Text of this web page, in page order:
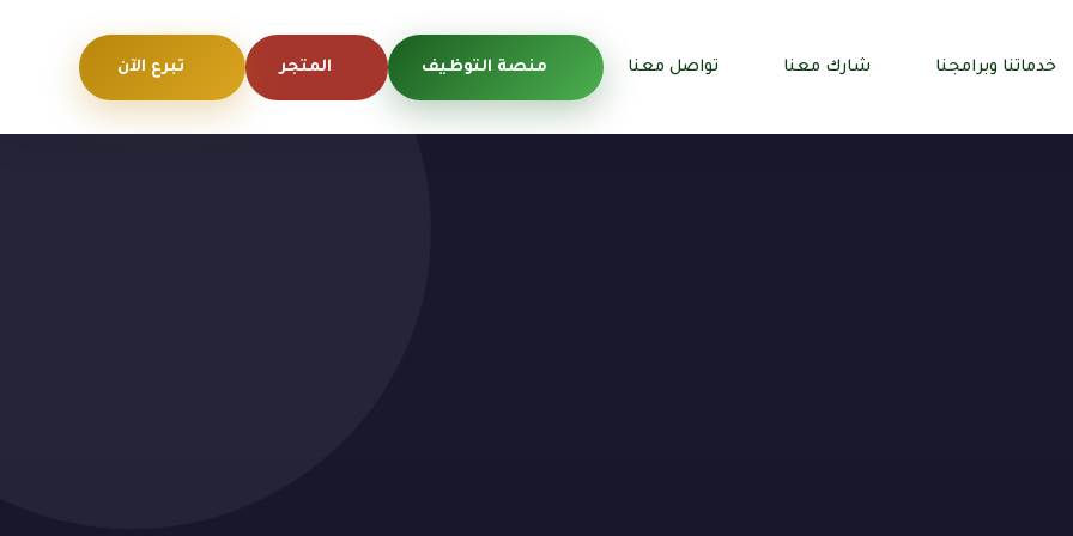
خدماتنا وبرامجنا شارك معنا تواصل معنا منصة التوظيف المتجر تبرع الآن